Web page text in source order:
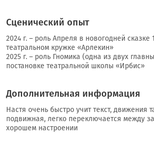
Сценический опыт
2024 г. – роль Апреля в новогодней сказке
театральном кружке «Арлекин»
2025 г. – роль Гномика (одна из двух
постановке театральной школы «Ирбис»
Дополнительная информация
Настя очень быстро учит текст, движения
подвижная, легко переключается между
хорошем настроении